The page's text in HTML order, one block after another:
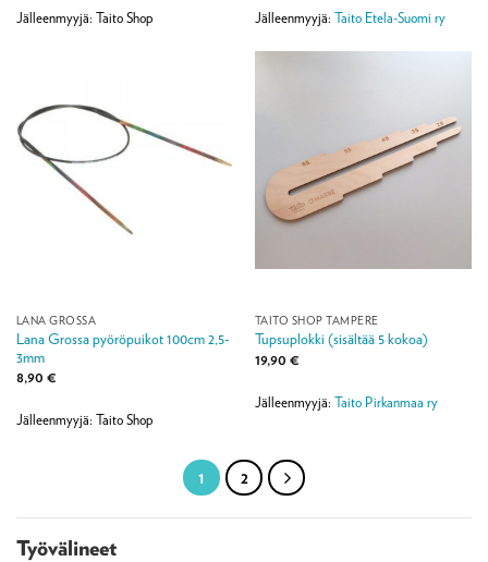
Jälleenmyyjä: Taito Shop
53,00 €
Jälleenmyyjä: Taito Etela-Suomi ry
LANA GROSSA
Lana Grossa pyöröpuikot 100cm 2,5-
3mm
8,90 €
Jälleenmyyjä: Taito Shop
TAITO SHOP TAMPERE
Tupsuplokki (sisältää 5 kokoa)
19,90 €
Jälleenmyyjä: Taito Pirkanmaa ry
1 2
Työvälineet